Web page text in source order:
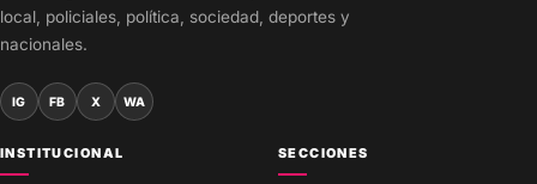
local, policiales, política, sociedad, deportes y
nacionales.
IG FB X WA
INSTITUCIONAL SECCIONES